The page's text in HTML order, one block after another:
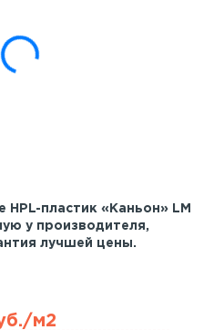
HPL-пластик «Каньон» LM
у производителя,
лучшей цены.
м2